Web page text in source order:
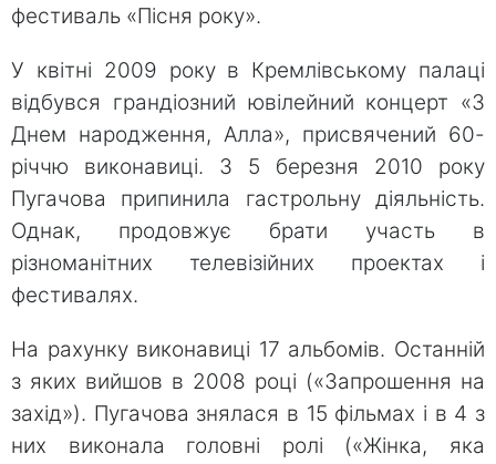
фестиваль «Пісня року».
У квітні 2009 року в Кремлівському палаці
відбувся грандіозний ювілейний концерт «З
Днем народження, Алла», присвячений 60-
річчю виконавиці. З 5 березня 2010 року
Пугачова припинила гастрольну діяльність.
Однак, продовжує брати участь в
різноманітних телевізійних проектах і
фестивалях.
На рахунку виконавиці 17 альбомів. Останній
з яких вийшов в 2008 році («Запрошення на
захід»). Пугачова знялася в 15 фільмах і в 4 з
них виконала головні ролі («Жінка, яка